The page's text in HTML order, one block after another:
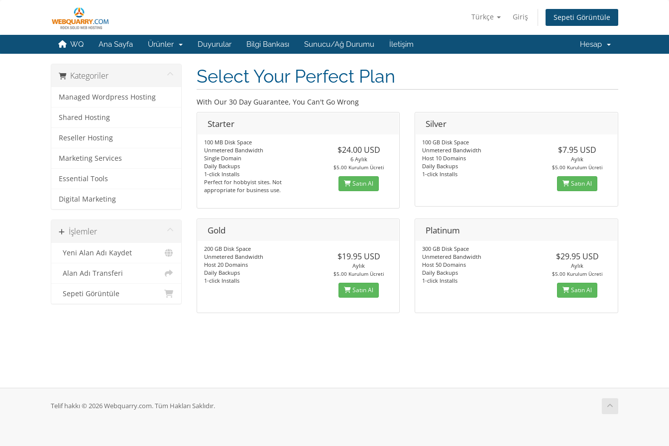
Türkçe Giriş Sepeti Görüntüle
WQ Ana Sayfa Ürünler Duyurular Bilgi Bankası Sunucu/Ağ Durumu İletişim Hesap
Kategoriler
Managed Wordpress Hosting
Shared Hosting
Reseller Hosting
Marketing Services
Essential Tools
Digital Marketing
İşlemler
Yeni Alan Adı Kaydet
Alan Adı Transferi
Sepeti Görüntüle
Select Your Perfect Plan
With Our 30 Day Guarantee, You Can't Go Wrong
Starter
100 MB Disk Space
Unmetered Bandwidth
Single Domain
Daily Backups
1-click Installs
Perfect for hobbyist sites. Not
appropriate for business use.
$24.00 USD
6 Aylık
$5.00 Kurulum Ücreti
Satın Al
Silver
100 GB Disk Space
Unmetered Bandwidth
Host 10 Domains
Daily Backups
1-click Installs
$7.95 USD
Aylık
$5.00 Kurulum Ücreti
Satın Al
Gold
200 GB Disk Space
Unmetered Bandwidth
Host 20 Domains
Daily Backups
1-click Installs
$19.95 USD
Aylık
$5.00 Kurulum Ücreti
Satın Al
Platinum
300 GB Disk Space
Unmetered Bandwidth
Host 50 Domains
Daily Backups
1-click Installs
$29.95 USD
Aylık
$5.00 Kurulum Ücreti
Satın Al
Telif hakkı © 2026 Webquarry.com. Tüm Hakları Saklıdır.